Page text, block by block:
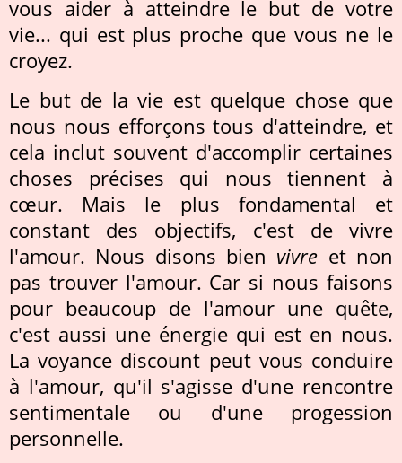
vous aider à atteindre le but de votre
vie... qui est plus proche que vous ne le
croyez.
Le but de la vie est quelque chose que
nous nous efforçons tous d'atteindre, et
cela inclut souvent d'accomplir certaines
choses précises qui nous tiennent à
cœur. Mais le plus fondamental et
constant des objectifs, c'est de vivre
l'amour. Nous disons bien vivre et non
pas trouver l'amour. Car si nous faisons
pour beaucoup de l'amour une quête,
c'est aussi une énergie qui est en nous.
La voyance discount peut vous conduire
à l'amour, qu'il s'agisse d'une rencontre
sentimentale ou d'une progession
personnelle.